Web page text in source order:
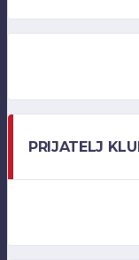
PRIJATELJ